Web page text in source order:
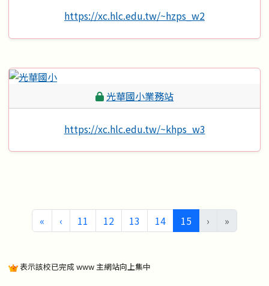
https://xc.hlc.edu.tw/~hzps_w2
光華國小業務站
https://xc.hlc.edu.tw/~khps_w3
« 第一頁
‹ 上一頁
11 12 13 14 15(目前頁次)
› »
表示該校已完成 www 主網站向上集中